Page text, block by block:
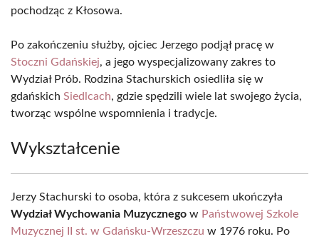
pochodząc z Kłosowa.
Po zakończeniu służby, ojciec Jerzego podjął pracę w
Stoczni Gdańskiej, a jego wyspecjalizowany zakres to
Wydział Prób. Rodzina Stachurskich osiedliła się w
gdańskich Siedlcach, gdzie spędzili wiele lat swojego życia,
tworząc wspólne wspomnienia i tradycje.
Wykształcenie
Jerzy Stachurski to osoba, która z sukcesem ukończyła
Wydział Wychowania Muzycznego w Państwowej Szkole
Muzycznej II st. w Gdańsku-Wrzeszczu w 1976 roku. Po